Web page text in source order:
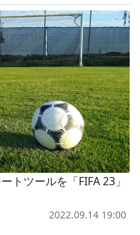
トツールを「FIFA 23」
2022.09.14 19:00